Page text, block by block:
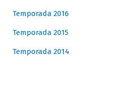
Temporada 2016
Temporada 2015
Temporada 2014